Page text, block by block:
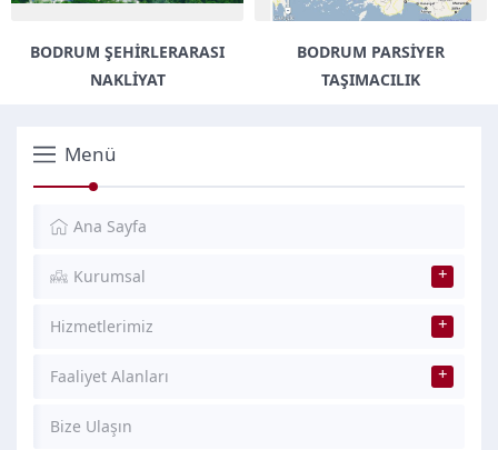
BODRUM ŞEHIRLERARASI
NAKLIYAT
BODRUM PARSIYER
TAŞIMACILIK
Menü
Ana Sayfa
Kurumsal
Hizmetlerimiz
Faaliyet Alanları
Bize Ulaşın